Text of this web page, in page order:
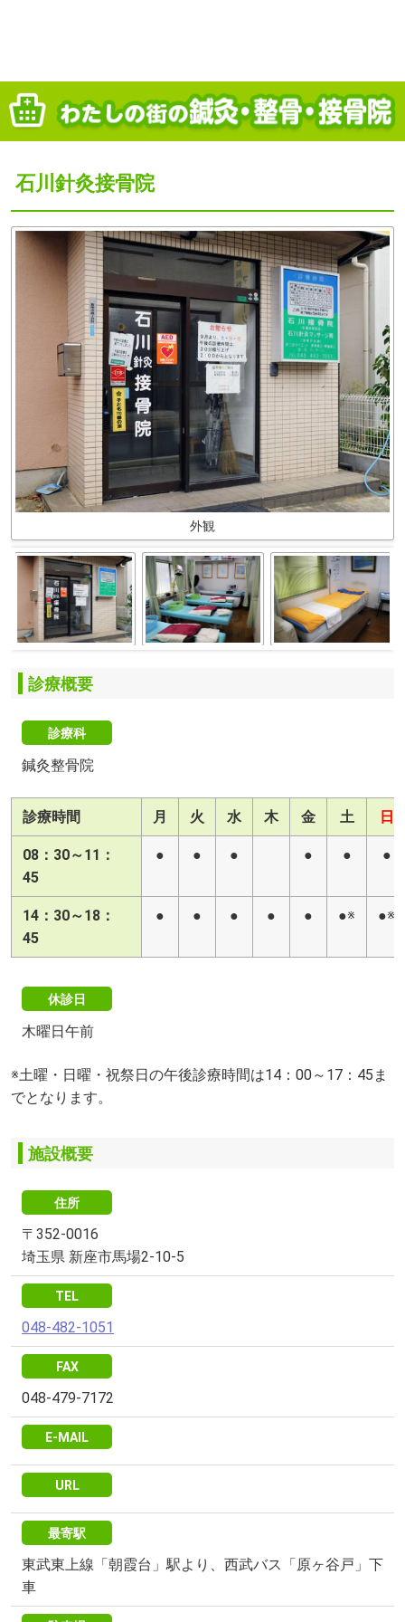
石川針灸接骨院
外観
診療概要
診療科
鍼灸整骨院
診療時間 月 火 水 木 金 土 日
08：30～11：
45
● ● ● ● ● ●
14：30～18：
45
● ● ● ● ● ●※ ●※
休診日
木曜日午前
※土曜・日曜・祝祭日の午後診療時間は14：00～17：45ま
でとなります。
施設概要
住所
〒352-0016
埼玉県 新座市馬場2-10-5
TEL
048-482-1051
FAX
048-479-7172
E-MAIL
URL
最寄駅
東武東上線「朝霞台」駅より、西武バス「原ヶ谷戸」下
車